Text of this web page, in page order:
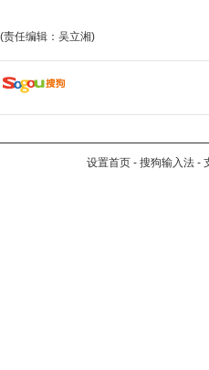
(责任编辑：吴立湘)
设置首页 - 搜狗输入法 -